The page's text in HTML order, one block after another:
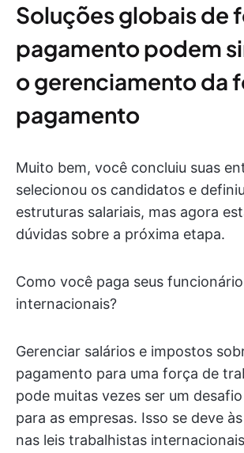
Soluções globais de
pagamento podem
o gerenciamento da
pagamento
Muito bem, você concluiu suas
selecionou os candidatos e
estruturas salariais, mas agora
dúvidas sobre a próxima etapa.
Como você paga seus
internacionais?
Gerenciar salários e impostos
pagamento para uma força de
pode muitas vezes ser um
para as empresas. Isso se deve
nas leis trabalhistas